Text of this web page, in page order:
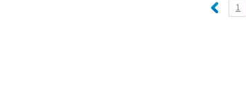
1